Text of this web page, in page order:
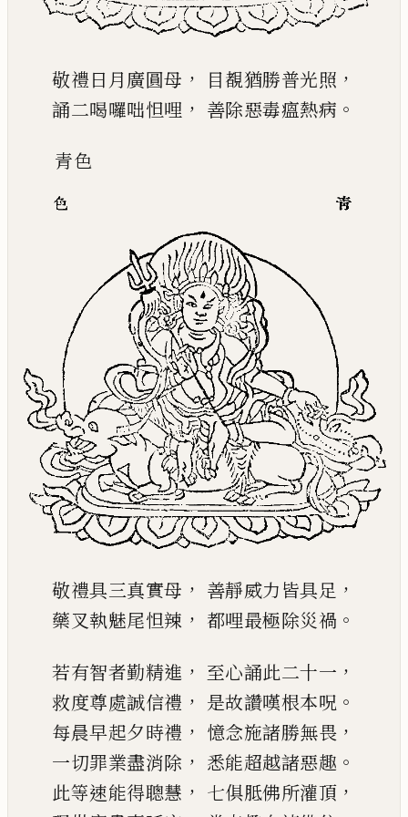
敬禮日月廣圓母 ， 目覩猶勝普光照 ，
誦二喝囉咄怛哩 ， 善除惡毒瘟熱病 。
青色
敬禮具三真實母 ， 善靜威力皆具足 ，
藥叉執魅尾怛辣 ， 都哩最極除災禍 。
若有智者勤精進 ， 至心誦此二十一 ，
救度尊處誠信禮 ， 是故讚嘆根本呪 。
每晨早起夕時禮 ， 憶念施諸勝無畏 ，
一切罪業盡消除 ， 悉能超越諸惡趣 。
此等速能得聰慧 ， 七俱胝佛所灌頂 ，